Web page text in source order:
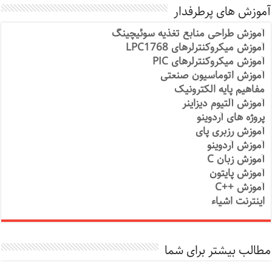
آموزش های پرطرفدار
آموزش طراحی منابع تغذیه سوئیچینگ
آموزش میکروکنترلرهای LPC1768
آموزش میکروکنترلرهای PIC
آموزش اتوماسیون صنعتی
مفاهیم پایه الکترونیک
آموزش آلتیوم دیزاینر
پروژه های آردوینو
آموزش رزبری پای
آموزش آردوینو
آموزش زبان C
آموزش پایتون
آموزش ++C
اینترنت اشیاء
مطالب بیشتر برای شما